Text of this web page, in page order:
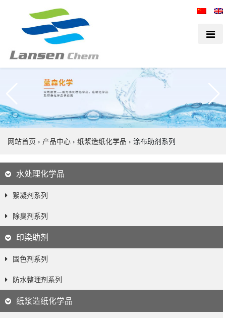
网站首页 › 产品中心 › 纸浆造纸化学品 › 涂布助剂系列
水处理化学品
絮凝剂系列
除臭剂系列
印染助剂
固色剂系列
防水整理剂系列
纸浆造纸化学品